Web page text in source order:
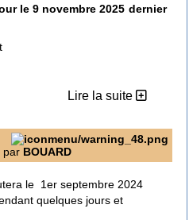
le 9 novembre 2025 dernier
Lire la suite
par BOUARD
le 1er septembre 2024
quelques jours et